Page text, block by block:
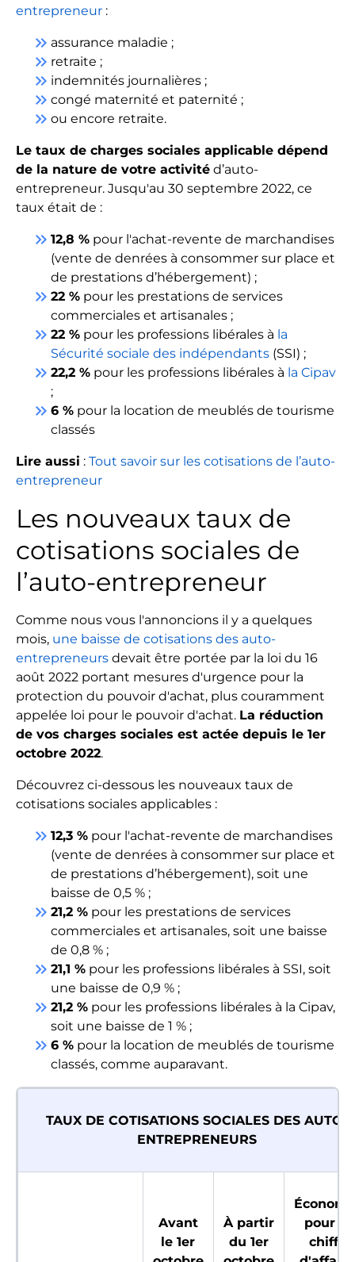
entrepreneur :
keyboard_double_arrow_right assurance maladie ;
keyboard_double_arrow_right retraite ;
keyboard_double_arrow_right indemnités journalières ;
keyboard_double_arrow_right congé maternité et paternité ;
keyboard_double_arrow_right ou encore retraite.
Le taux de charges sociales applicable dépend
de la nature de votre activité d’auto-
entrepreneur. Jusqu'au 30 septembre 2022, ce
taux était de :
keyboard_double_arrow_right 12,8 % pour l'achat-revente de marchandises
(vente de denrées à consommer sur place et
de prestations d’hébergement) ;
keyboard_double_arrow_right 22 % pour les prestations de services
commerciales et artisanales ;
keyboard_double_arrow_right 22 % pour les professions libérales à la
Sécurité sociale des indépendants (SSI) ;
keyboard_double_arrow_right 22,2 % pour les professions libérales à la Cipav
;
keyboard_double_arrow_right 6 % pour la location de meublés de tourisme
classés
Lire aussi : Tout savoir sur les cotisations de l’auto-
entrepreneur
Les nouveaux taux de
cotisations sociales de
l’auto-entrepreneur
Comme nous vous l'annoncions il y a quelques
mois, une baisse de cotisations des auto-
entrepreneurs devait être portée par la loi du 16
août 2022 portant mesures d'urgence pour la
protection du pouvoir d'achat, plus couramment
appelée loi pour le pouvoir d'achat. La réduction
de vos charges sociales est actée depuis le 1er
octobre 2022.
Découvrez ci-dessous les nouveaux taux de
cotisations sociales applicables :
keyboard_double_arrow_right 12,3 % pour l'achat-revente de marchandises
(vente de denrées à consommer sur place et
de prestations d’hébergement), soit une
baisse de 0,5 % ;
keyboard_double_arrow_right 21,2 % pour les prestations de services
commerciales et artisanales, soit une baisse
de 0,8 % ;
keyboard_double_arrow_right 21,1 % pour les professions libérales à SSI, soit
une baisse de 0,9 % ;
keyboard_double_arrow_right 21,2 % pour les professions libérales à la Cipav,
soit une baisse de 1 % ;
keyboard_double_arrow_right 6 % pour la location de meublés de tourisme
classés, comme auparavant.
TAUX DE COTISATIONS SOCIALES DES AUTO-
ENTREPRENEURS
Avant
le 1er
À partir
du 1er
pour
chiffre